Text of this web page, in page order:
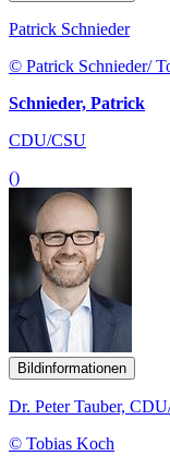
Patrick Schnieder
© Patrick Schnieder/
Schnieder, Patrick
CDU/CSU
()
Bildinformationen
Dr. Peter Tauber,
© Tobias Koch